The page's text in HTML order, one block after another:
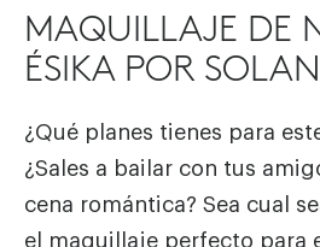
MAQUILLAJE DE
ÉSIKA POR
¿Qué planes tienes para
¿Sales a bailar con tus
cena romántica? Sea cual
el maquillaje perfecto para